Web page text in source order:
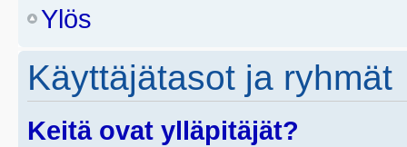
Ylös
Käyttäjätasot ja ryhmät
Keitä ovat ylläpitäjät?